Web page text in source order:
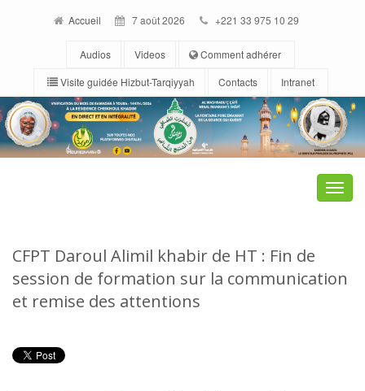
Accueil 7 août 2026 +221 33 975 10 29
Audios Videos
Comment adhérer
Visite guidée Hizbut-Tarqiyyah
Contacts Intranet
Toggle
CFPT Daroul Alimil khabir de HT : Fin de
session de formation sur la communication
et remise des attentions